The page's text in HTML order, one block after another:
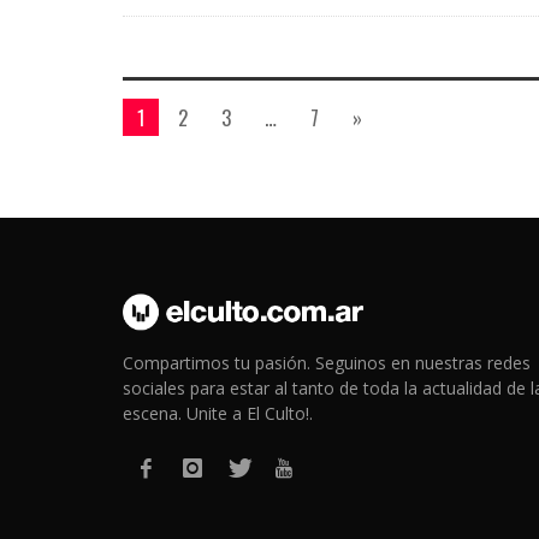
1 2 3 … 7 »
Compartimos tu pasión. Seguinos en nuestras redes
sociales para estar al tanto de toda la actualidad de
escena. Unite a El Culto!.